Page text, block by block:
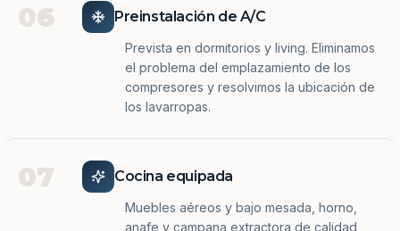
06 Preinstalación de A/C
Prevista en dormitorios y living. Eliminamos
el problema del emplazamiento de los
compresores y resolvimos la ubicación de
los lavarropas.
07 Cocina equipada
Muebles aéreos y bajo mesada, horno,
anafe y campana extractora de calidad